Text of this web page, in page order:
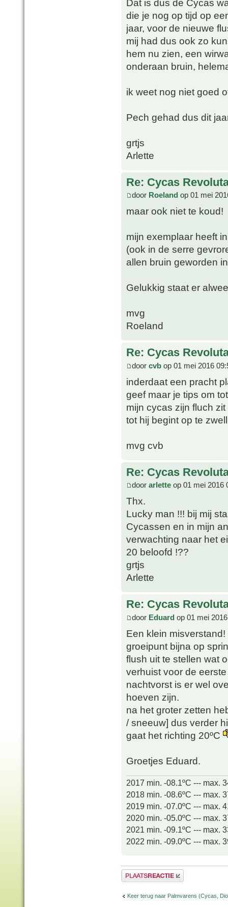
Dat is dus de Cycas
die je nog op tijd op
jaar, voor de nieuwe
mij had dus ook zo
hem nu zien, een
onderaan bruin,
ik weet nog niet goed
Pech gehad dus dit
grtjs
Arlette
Re: Cycas
door Roeland op 01 mei
maar ook niet te koud!
mijn exemplaar heeft
(ook in de serre
allen bruin geworden
Gelukkig staat er
mvg
Roeland
Re: Cycas
door cvb op 01 mei 2016
inderdaat een pracht
geef maar je tips om
mijn cycas zijn fluch
tot hij begint op te
mvg cvb
Re: Cycas
door arlette op 01 mei 2016
Thx.
Lucky man !!! bij mij
Cycassen en in mijn
verwachting naar het
20 beloofd !??
grtjs
Arlette
Re: Cycas
door Eduard op 01 mei
Een klein
groeipunt bijna op
flush uit te stellen wat
verhuist voor de
nachtvorst is er wel
hoeven zijn.
na het groter zetten
/ sneeuw] dus verder
gaat het richting 20ºC
Groetjes Eduard.
2017 min. -08.1ºC --- max.
2018 min. -08.6ºC --- max.
2019 min. -07.0ºC --- max.
2020 min. -05.0ºC --- max.
2021 min. -09.1ºC --- max.
2022 min. -09.0ºC --- max.
Plaats een reactie
Keer terug naar Palmvarens (Cycas,